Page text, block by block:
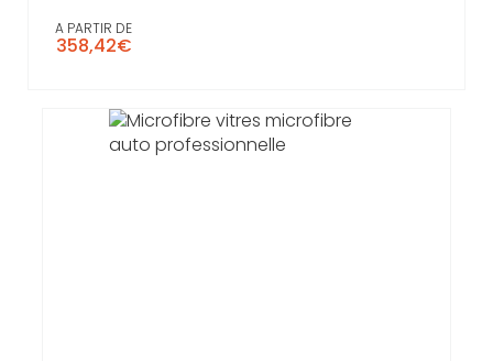
A PARTIR DE
358,42€